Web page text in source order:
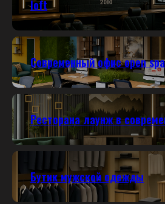
loft
Современный офис open
Ресторана лаунж в
Бутик мужской одежды